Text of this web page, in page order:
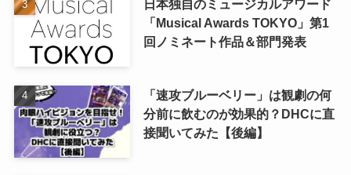
日本独自のミュージカルアワード
「Musical Awards TOKYO」第1
回ノミネート作品＆部門発表
「速攻ブルーベリー」は観劇の何
分前に飲むのが効果的？DHCに直
接聞いてみた【後編】